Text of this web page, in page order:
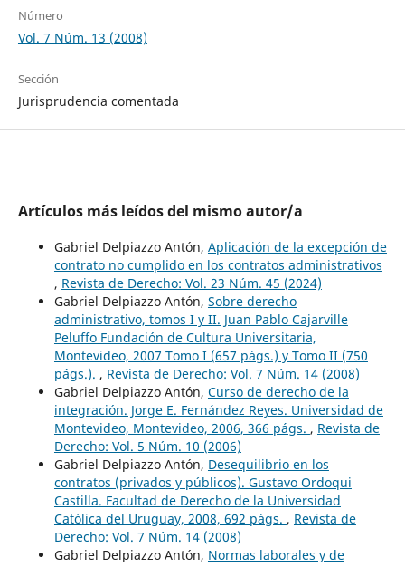
Número
Vol. 7 Núm. 13 (2008)
Sección
Jurisprudencia comentada
Artículos más leídos del mismo autor/a
Gabriel Delpiazzo Antón, Aplicación de la excepción de
contrato no cumplido en los contratos administrativos
, Revista de Derecho: Vol. 23 Núm. 45 (2024)
Gabriel Delpiazzo Antón, Sobre derecho
administrativo, tomos I y II. Juan Pablo Cajarville
Peluffo Fundación de Cultura Universitaria,
Montevideo, 2007 Tomo I (657 págs.) y Tomo II (750
págs.). , Revista de Derecho: Vol. 7 Núm. 14 (2008)
Gabriel Delpiazzo Antón, Curso de derecho de la
integración. Jorge E. Fernández Reyes. Universidad de
Montevideo, Montevideo, 2006, 366 págs. , Revista de
Derecho: Vol. 5 Núm. 10 (2006)
Gabriel Delpiazzo Antón, Desequilibrio en los
contratos (privados y públicos). Gustavo Ordoqui
Castilla. Facultad de Derecho de la Universidad
Católica del Uruguay, 2008, 692 págs. , Revista de
Derecho: Vol. 7 Núm. 14 (2008)
Gabriel Delpiazzo Antón, Normas laborales y de